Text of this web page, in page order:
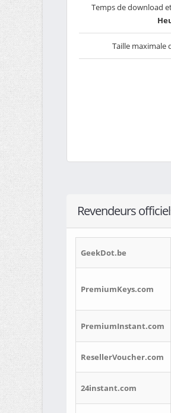
Temps de download
Taille maximale
Revendeurs
GeekDot.be
PremiumKeys.com
PremiumInstant.com
ResellerVoucher.com
24instant.com